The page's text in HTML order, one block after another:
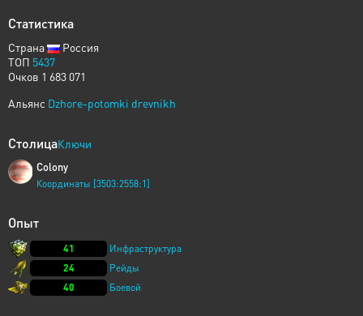
Статистика
Страна
Россия
ТОП 5437
Очков 1 683 071
Альянс Dzhore-potomki drevnikh
СтолицаКлючи
Colony
Координаты [3503:2558:1]
Опыт
41
Инфраструктура
24
Рейды
40
Боевой